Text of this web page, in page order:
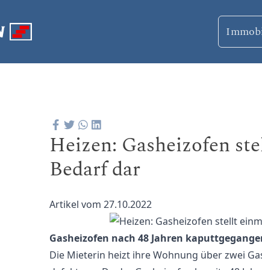
Heizen: Gasheizofen
Bedarf dar
Artikel vom 27.10.2022
Gasheizofen nach 48 Jahren
Die Mieterin heizt ihre Wohnung über zwei